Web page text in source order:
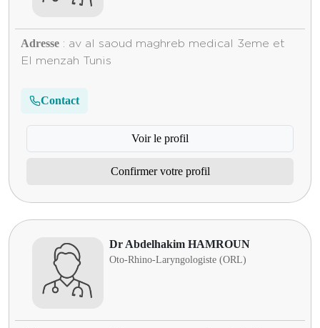
Adresse : av al saoud maghreb medical 3eme et
El menzah Tunis
Contact
Voir le profil
Confirmer votre profil
Dr Abdelhakim HAMROUN
Oto-Rhino-Laryngologiste (ORL)